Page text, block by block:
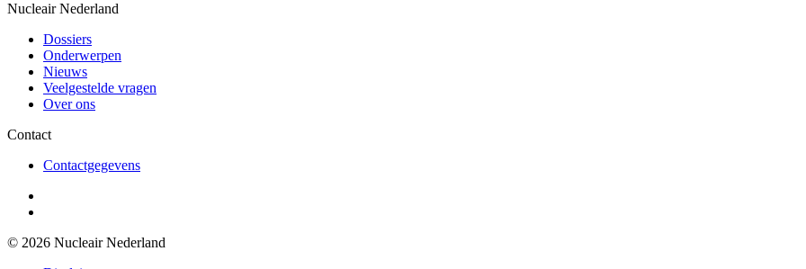
Nucleair Nederland
Dossiers
Onderwerpen
Nieuws
Veelgestelde vragen
Over ons
Contact
Contactgegevens
© 2026 Nucleair Nederland